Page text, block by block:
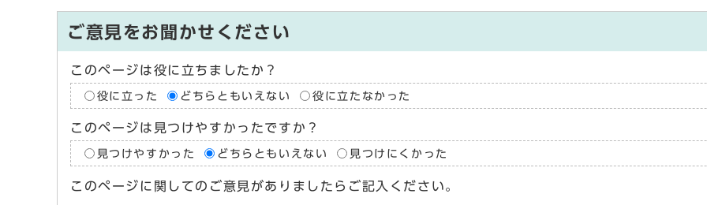
ご意見をお聞かせください
このページは役に立ちましたか？
役に立った どちらともいえない 役に立たなかった
このページは見つけやすかったですか？
見つけやすかった どちらともいえない 見つけにくかった
このページに関してのご意見がありましたらご記入ください。